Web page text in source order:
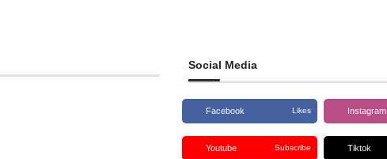
Social Media
Facebook Likes Instagram
Youtube Subscribe Tiktok